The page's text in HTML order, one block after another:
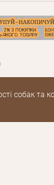
собак та